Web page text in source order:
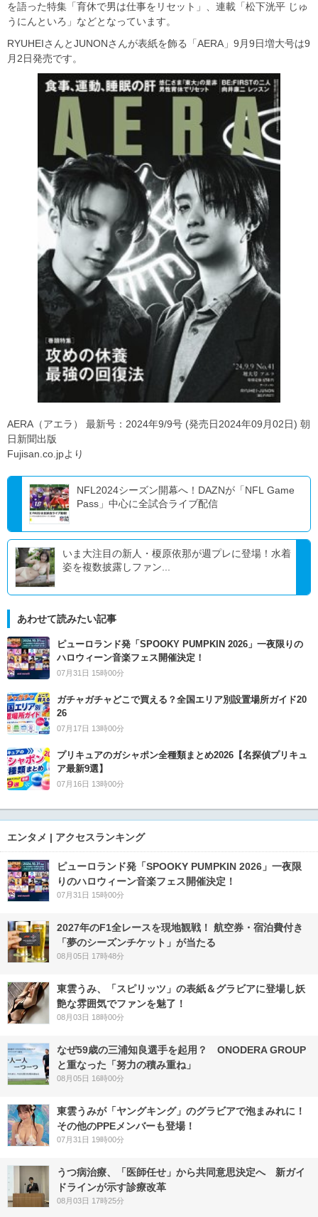
を語った特集「育休で男は仕事をリセット」、連載「松下洸平 じゅ
うにんといろ」などとなっています。
RYUHEIさんとJUNONさんが表紙を飾る「AERA」9月9日増大号は9
月2日発売です。
AERA（アエラ） 最新号：2024年9/9号 (発売日2024年09月02日) 朝
日新聞出版
Fujisan.co.jpより
NFL2024シーズン開幕へ！DAZNが「NFL Game
Pass」中心に全試合ライブ配信
いま大注目の新人・榎原依那が週プレに登場！水着
姿を複数披露しファン...
あわせて読みたい記事
ピューロランド発「SPOOKY PUMPKIN 2026」一夜限りの
ハロウィーン音楽フェス開催決定！
07月31日 15時00分
ガチャガチャどこで買える？全国エリア別設置場所ガイド20
26
07月17日 13時00分
プリキュアのガシャポン全種類まとめ2026【名探偵プリキュ
ア最新9選】
07月16日 13時00分
エンタメ | アクセスランキング
ピューロランド発「SPOOKY PUMPKIN 2026」一夜限
りのハロウィーン音楽フェス開催決定！
07月31日 15時00分
2027年のF1全レースを現地観戦！ 航空券・宿泊費付き
「夢のシーズンチケット」が当たる
08月05日 17時48分
東雲うみ、「スピリッツ」の表紙＆グラビアに登場し妖
艶な雰囲気でファンを魅了！
08月03日 18時00分
なぜ59歳の三浦知良選手を起用？ ONODERA GROUP
と重なった「努力の積み重ね」
08月05日 16時00分
東雲うみが「ヤングキング」のグラビアで泡まみれに！
その他のPPEメンバーも登場！
07月31日 19時00分
うつ病治療、「医師任せ」から共同意思決定へ 新ガイ
ドラインが示す診療改革
08月03日 17時25分